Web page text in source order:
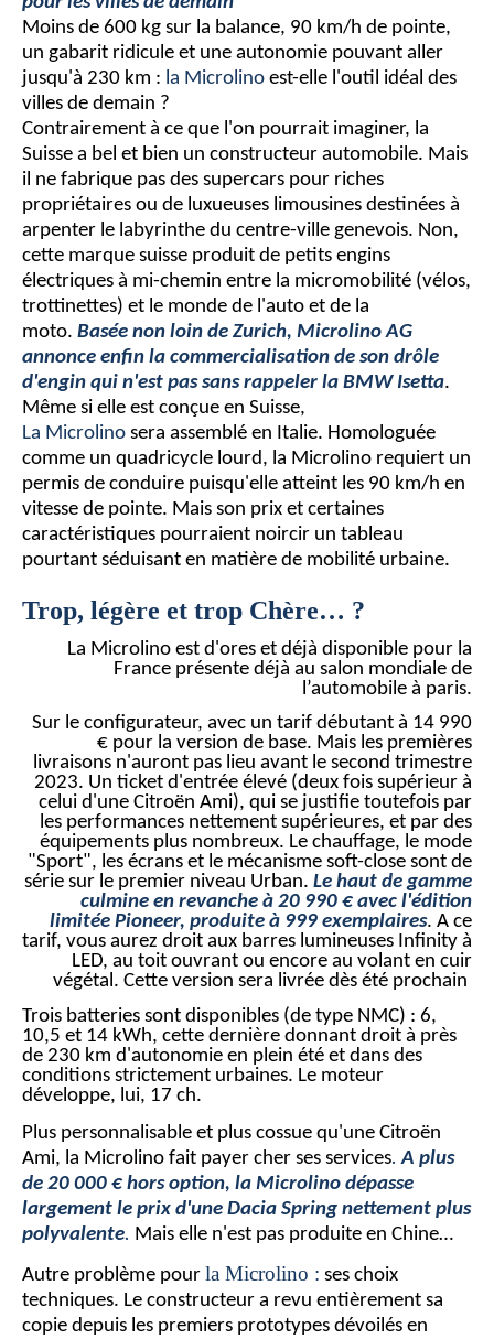
Moins de 600 kg sur la balance, 90 km/h de pointe,
un gabarit ridicule et une autonomie pouvant aller
jusqu'à 230 km : la Microlino est-elle l'outil idéal des
villes de demain ?
Contrairement à ce que l'on pourrait imaginer, la
Suisse a bel et bien un constructeur automobile. Mais
il ne fabrique pas des supercars pour riches
propriétaires ou de luxueuses limousines destinées à
arpenter le labyrinthe du centre-ville genevois. Non,
cette marque suisse produit de petits engins
électriques à mi-chemin entre la micromobilité (vélos,
trottinettes) et le monde de l'auto et de la
moto. Basée non loin de Zurich, Microlino AG
annonce enfin la commercialisation de son drôle
d'engin qui n'est pas sans rappeler la BMW Isetta.
Même si elle est conçue en Suisse,
La Microlino sera assemblé en Italie. Homologuée
comme un quadricycle lourd, la Microlino requiert un
permis de conduire puisqu'elle atteint les 90 km/h en
vitesse de pointe. Mais son prix et certaines
caractéristiques pourraient noircir un tableau
pourtant séduisant en matière de mobilité urbaine.
Trop, légère et trop Chère… ?
La Microlino est d'ores et déjà disponible pour la
France présente déjà au salon mondiale de
l’automobile à paris.
Sur le configurateur, avec un tarif débutant à 14 990
€ pour la version de base. Mais les premières
livraisons n'auront pas lieu avant le second trimestre
2023. Un ticket d'entrée élevé (deux fois supérieur à
celui d'une Citroën Ami), qui se justifie toutefois par
les performances nettement supérieures, et par des
équipements plus nombreux. Le chauffage, le mode
"Sport", les écrans et le mécanisme soft-close sont de
série sur le premier niveau Urban. Le haut de gamme
culmine en revanche à 20 990 € avec l'édition
limitée Pioneer, produite à 999 exemplaires. A ce
tarif, vous aurez droit aux barres lumineuses Infinity à
LED, au toit ouvrant ou encore au volant en cuir
végétal. Cette version sera livrée dès été prochain
Trois batteries sont disponibles (de type NMC) : 6,
10,5 et 14 kWh, cette dernière donnant droit à près
de 230 km d'autonomie en plein été et dans des
conditions strictement urbaines. Le moteur
développe, lui, 17 ch.
Plus personnalisable et plus cossue qu'une Citroën
Ami, la Microlino fait payer cher ses services.A plus
de 20 000 € hors option, la Microlino dépasse
largement le prix d'une Dacia Spring nettement plus
polyvalente. Mais elle n'est pas produite en Chine…
Autre problème pour la Microlino : ses choix
techniques. Le constructeur a revu entièrement sa
copie depuis les premiers prototypes dévoilés en